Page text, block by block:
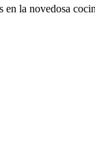
la novedosa